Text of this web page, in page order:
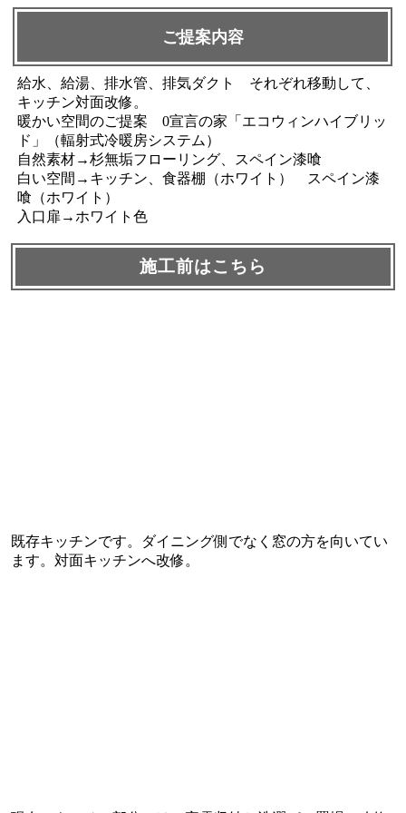
ご提案内容
給水、給湯、排水管、排気ダクト それぞれ移動して、
キッチン対面改修。
暖かい空間のご提案 0宣言の家「エコウィンハイブリッ
ド」（輻射式冷暖房システム）
自然素材→杉無垢フローリング、スペイン漆喰
白い空間→キッチン、食器棚（ホワイト） スペイン漆
喰（ホワイト）
入口扉→ホワイト色
施工前はこちら
既存キッチンです。ダイニング側でなく窓の方を向いてい
ます。対面キッチンへ改修。